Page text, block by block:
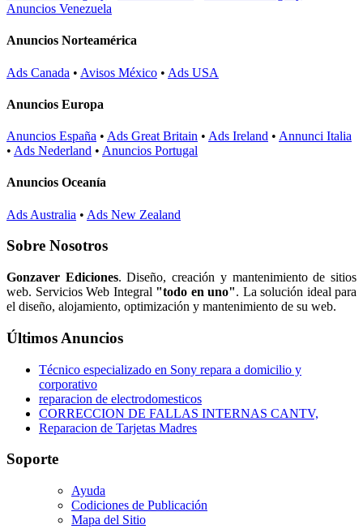
Anuncios Venezuela
Anuncios Norteamérica
Ads Canada • Avisos México • Ads USA
Anuncios Europa
Anuncios España • Ads Great Britain • Ads Ireland • Annunci Italia
• Ads Nederland • Anuncios Portugal
Anuncios Oceanía
Ads Australia • Ads New Zealand
Sobre Nosotros
Gonzaver Ediciones. Diseño, creación y mantenimiento de sitios
web. Servicios Web Integral "todo en uno". La solución ideal para
el diseño, alojamiento, optimización y mantenimiento de su web.
Últimos Anuncios
Técnico especializado en Sony repara a domicilio y
corporativo
reparacion de electrodomesticos
CORRECCION DE FALLAS INTERNAS CANTV,
Reparacion de Tarjetas Madres
Soporte
Ayuda
Codiciones de Publicación
Mapa del Sitio